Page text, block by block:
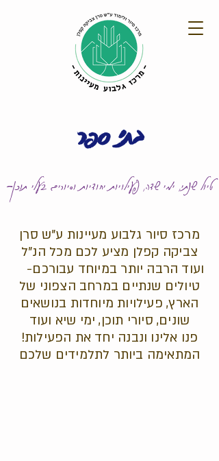
בתי ספר
-טיול שנתי, ימי שדה, פעילויות יחודיות וסיורים בעלי תוכן
מרכז סיור גלבוע מעיינות ע"ש סרן
צביקה קפלן מציע לכם מכל הנ"ל
ועוד הרבה יותר במיוחד עבורכם-
טיולים שנתיים במרחב הצפוני של
הארץ, פעילויות מיוחדות בנושאים
שונים, סיורי תוכן, ימי שיא ועוד
!פנו אלינו ונבנה יחד את הפעילות
המתאימה ביותר לתלמידים שלכם